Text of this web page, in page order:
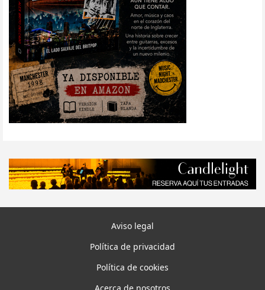
Aviso legal
Política de privacidad
Política de cookies